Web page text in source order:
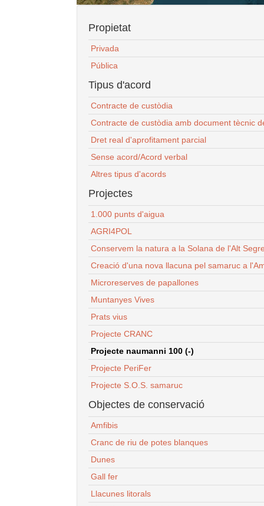
Propietat
Privada
Pública
Tipus d'acord
Contracte de custòdia
Contracte de custòdia amb document tècnic
Dret real d'aprofitament parcial
Sense acord/Acord verbal
Altres tipus d'acords
Projectes
1.000 punts d'aigua
AGRI4POL
Conservem la natura a la Solana de l'Alt
Creació d'una nova llacuna pel samaruc a
Microreserves de papallones
Muntanyes Vives
Prats vius
Projecte CRANC
Projecte naumanni 100 (-)
Projecte PeriFer
Projecte S.O.S. samaruc
Objectes de conservació
Amfibis
Cranc de riu de potes blanques
Dunes
Gall fer
Llacunes litorals